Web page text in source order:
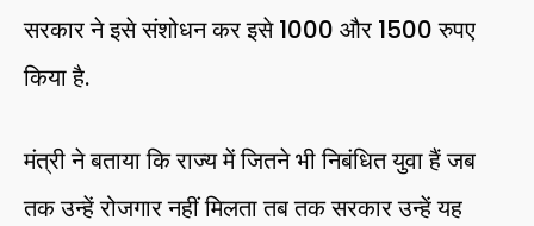
सरकार ने इसे संशोधन कर इसे 1000 और 1500 रुपए
किया है.
मंत्री ने बताया कि राज्य में जितने भी निबंधित युवा हैं जब
तक उन्हें रोजगार नहीं मिलता तब तक सरकार उन्हें यह